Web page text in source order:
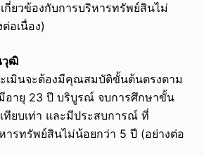
ยวข้องกับการบริหารทรัพย์สินไม่
อเนื่อง)
วุฒิ
ะเมินจะต้องมีคุณสมบัติขั้นต้นตรงตาม
อายุ 23 ปี บริบูรณ์ จบการศึกษาขั้น
ทียบเท่า และมีประสบการณ์ ที่
ารทรัพย์สินไม่น้อยกว่า 5 ปี (อย่างต่อ